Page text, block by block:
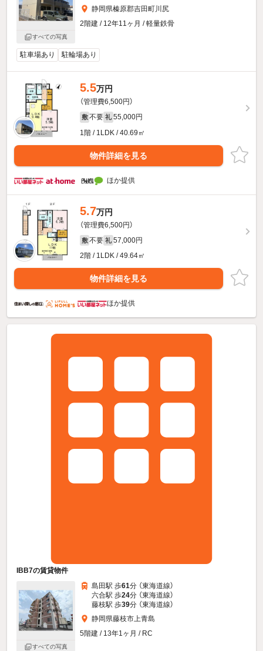
すべての写真
静岡県榛原郡吉田町川尻
2階建 / 12年11ヶ月 / 軽量鉄骨
駐車場あり 駐輪場あり
5.5万円
（管理費6,500円）
敷 不要 礼 55,000円
1階 / 1LDK / 40.69㎡
物件詳細を見る
ほか提供
5.7万円
（管理費6,500円）
敷 不要 礼 57,000円
2階 / 1LDK / 49.64㎡
物件詳細を見る
ほか提供
IBB7の賃貸物件
すべての写真
島田駅 歩61分 （東海道線）
六合駅 歩24分 （東海道線）
藤枝駅 歩39分 （東海道線）
静岡県藤枝市上青島
5階建 / 13年1ヶ月 / RC